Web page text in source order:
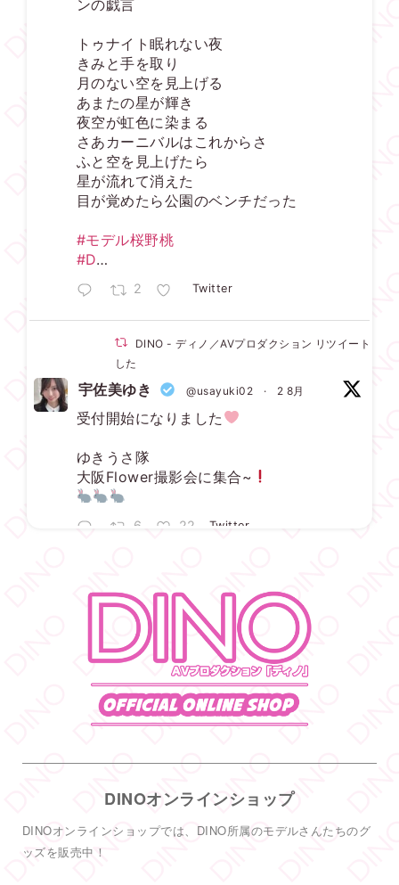
ンの戯言
トゥナイト眠れない夜
きみと手を取り
月のない空を見上げる
あまたの星が輝き
夜空が虹色に染まる
さあカーニバルはこれからさ
ふと空を見上げたら
星が流れて消えた
目が覚めたら公園のベンチだった
#モデル桜野桃
#D…
2 Twitter
DINO - ディノ／AVプロダクション リツイートされ
した
宇佐美ゆき @usayuki02 · 2 8月
受付開始になりました
ゆきうさ隊
大阪Flower撮影会に集合~
6 22 Twitter
した
宇佐美ゆき @usayuki02 3 8月
【満枠完売】
ありがとうございます
いっぱい楽しみましょうね
DINO - ディノ／AVプロダクション リツイートされ
DINO - ディノ／AVプロダクション
DINOオンラインショップ
DINOオンラインショップでは、DINO所属のモデルさんたちのグ
ッズを販売中！